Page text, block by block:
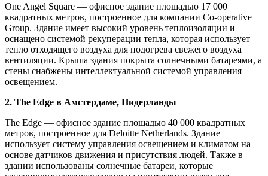
One Angel Square — офисное здание площадью 17 000
квадратных метров, построенное для компании Co-operative
Group. Здание имеет высокий уровень теплоизоляции и
оснащено системой рекуперации тепла, которая использует
тепло отходящего воздуха для подогрева свежего воздуха
вентиляции. Крыша здания покрыта солнечными батареями, а
стены снабжены интеллектуальной системой управления
освещением.
2. The Edge в Амстердаме, Нидерланды
The Edge — офисное здание площадью 40 000 квадратных
метров, построенное для Deloitte Netherlands. Здание
использует систему управления освещением и климатом на
основе датчиков движения и присутствия людей. Также в
здании использованы солнечные батареи, которые